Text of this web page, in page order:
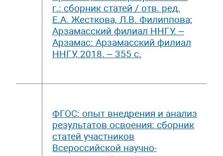
г.: сборник статей / отв. ред.
Е.А. Жесткова, Л.В. Филиппова;
Арзамасский филиал ННГУ. –
Арзамас: Арзамасский филиал
ННГУ, 2018. – 355 с.
ФГОС: опыт внедрения и анализ
результатов освоения: сборник
статей участников
Всероссийской научно-